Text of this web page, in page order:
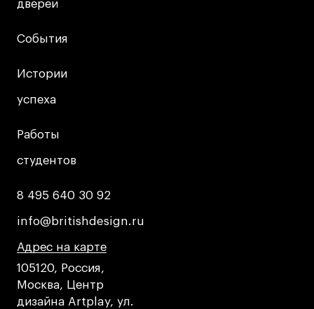
© 2026 БВШД
Условия возврата
Лицензия на осуществление образовательной
Университет»
Карта сайта
дверей
дверей
События
События
Истории
успеха
Истории
успеха
Работы
студентов
Работы
студентов
8 495 640 30 92
8 495 640 30 92
info@britishdesign.ru
info@britishdesign.ru
Адрес на карте
Адрес на карте
Адрес на карте
105120, Россия,
Москва, Центр
дизайна Artplay, ул.